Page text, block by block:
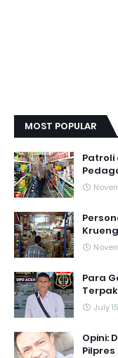
MOST POPULAR
Patroli
Para
July
Opini:
Pilpres